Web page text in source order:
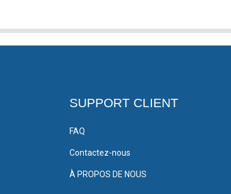
SUPPORT CLIENT
FAQ
Contactez-nous
À PROPOS DE NOUS